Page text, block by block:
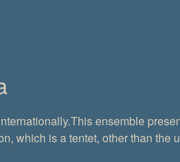
ensemble
which is a tentet, other than the